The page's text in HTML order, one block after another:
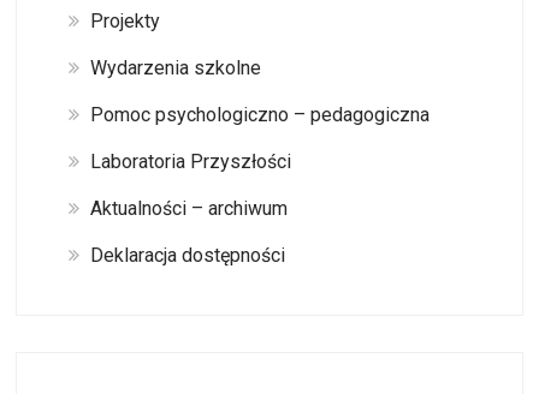
Projekty
Wydarzenia szkolne
Pomoc psychologiczno – pedagogiczna
Laboratoria Przyszłości
Aktualności – archiwum
Deklaracja dostępności